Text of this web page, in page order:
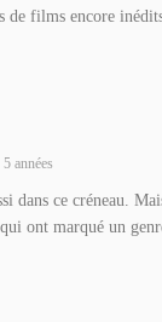
de films encore
5 années
dans ce créneau.
ont marqué un